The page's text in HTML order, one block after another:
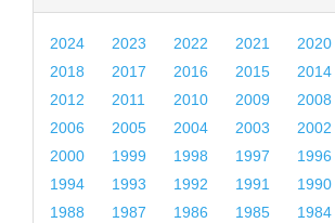
2024 2023 2022 2021 2020
2018
2017 2016 2015 2014
2012
2011 2010 2009 2008
2006
2005 2004 2003 2002
2000
1999 1998 1997 1996
1994
1993 1992 1991 1990
1988
1987 1986 1985 1984